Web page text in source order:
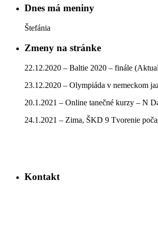
Dnes má meniny
Štefánia
Zmeny na stránke
22.12.2020 – Baltie 2020 – finále
23.12.2020 – Olympiáda v nemeckom
20.1.2021 – Online tanečné kurzy – N
24.1.2021 – Zima, ŠKD 9 Tvorenie
Kontakt